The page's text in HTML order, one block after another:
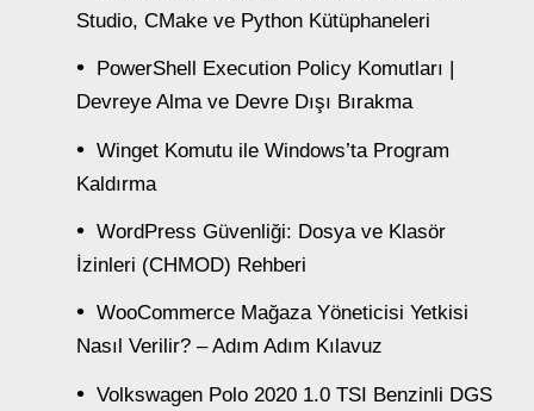
Studio, CMake ve Python Kütüphaneleri
PowerShell Execution Policy Komutları |
Devreye Alma ve Devre Dışı Bırakma
Winget Komutu ile Windows’ta Program
Kaldırma
WordPress Güvenliği: Dosya ve Klasör
İzinleri (CHMOD) Rehberi
WooCommerce Mağaza Yöneticisi Yetkisi
Nasıl Verilir? – Adım Adım Kılavuz
Volkswagen Polo 2020 1.0 TSI Benzinli DGS